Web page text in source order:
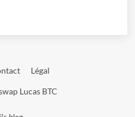
Légal
Lucas BTC